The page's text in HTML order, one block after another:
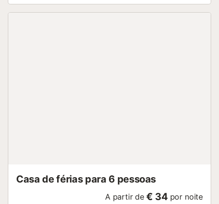
Casa de férias para 6 pessoas
A partir de € 34 por noite